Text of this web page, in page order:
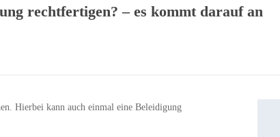
rechtfertigen? – es kommt darauf an
Hierbei kann auch einmal eine Beleidigung